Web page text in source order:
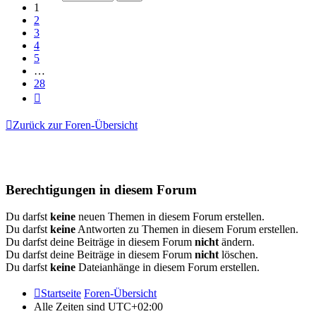
1
2
3
4
5
…
28
Zurück zur Foren-Übersicht
Berechtigungen in diesem Forum
Du darfst keine neuen Themen in diesem Forum erstellen.
Du darfst keine Antworten zu Themen in diesem Forum erstellen.
Du darfst deine Beiträge in diesem Forum nicht ändern.
Du darfst deine Beiträge in diesem Forum nicht löschen.
Du darfst keine Dateianhänge in diesem Forum erstellen.
Startseite Foren-Übersicht
Alle Zeiten sind UTC+02:00